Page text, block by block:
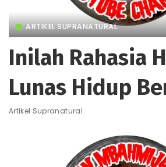
ARTIKEL SUPRANATURAL
Inilah Rahasia
Lunas Hidup
Artikel Supranatural